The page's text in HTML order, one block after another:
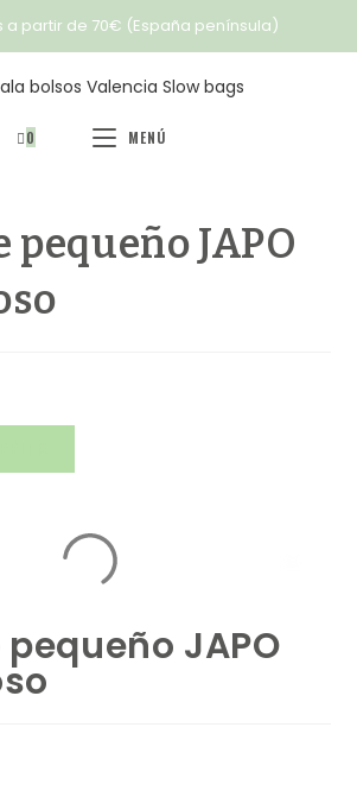
a partir de 70€ (España península)
0 MENÚ
pequeño JAPO
JAPO